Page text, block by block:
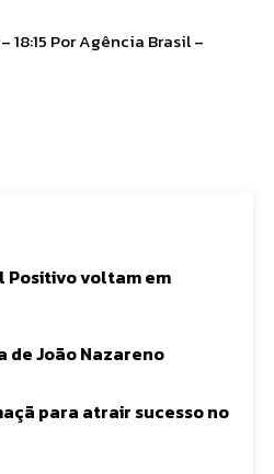
18:15 Por Agência Brasil –
Positivo voltam em
João Nazareno
para atrair sucesso no